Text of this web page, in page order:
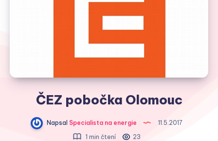
ČEZ pobočka Olomouc
Napsal Specialista na energie
11.5.2017
1 min čtení
23